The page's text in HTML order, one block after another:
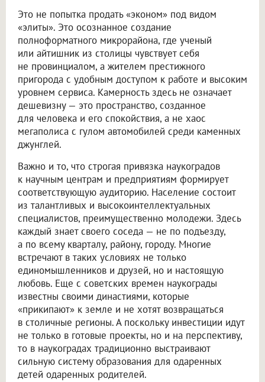
Это не попытка продать «эконом» под видом
«элиты». Это осознанное создание
полноформатного микрорайона, где ученый
или айтишник из столицы чувствует себя
не провинциалом, а жителем престижного
пригорода с удобным доступом к работе и высоким
уровнем сервиса. Камерность здесь не означает
дешевизну — это пространство, созданное
для человека и его спокойствия, а не хаос
мегаполиса с гулом автомобилей среди каменных
джунглей.
Важно и то, что строгая привязка наукоградов
к научным центрам и предприятиям формирует
соответствующую аудиторию. Население состоит
из талантливых и высокоинтеллектуальных
специалистов, преимущественно молодежи. Здесь
каждый знает своего соседа — не по подъезду,
а по всему кварталу, району, городу. Многие
встречают в таких условиях не только
единомышленников и друзей, но и настоящую
любовь. Еще с советских времен наукограды
известны своими династиями, которые
«прикипают» к земле и не хотят возвращаться
в столичные регионы. А поскольку инвестиции идут
не только в готовые проекты, но и на перспективу,
то в наукоградах традиционно выстраивают
сильную систему образования для одаренных
детей одаренных родителей.